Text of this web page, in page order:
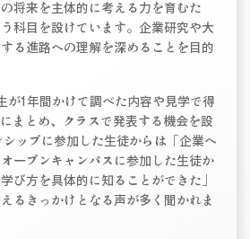
将来を主体的に考える力を育むた
科目を設けています。企業研究や大
る進路への理解を深めることを目的
が1年間かけて調べた内容や見学で得
まとめ、クラスで発表する機会を設
ップに参加した生徒からは「企業へ
ープンキャンパスに参加した生徒か
び方を具体的に知ることができた」
るきっかけとなる声が多く聞かれま